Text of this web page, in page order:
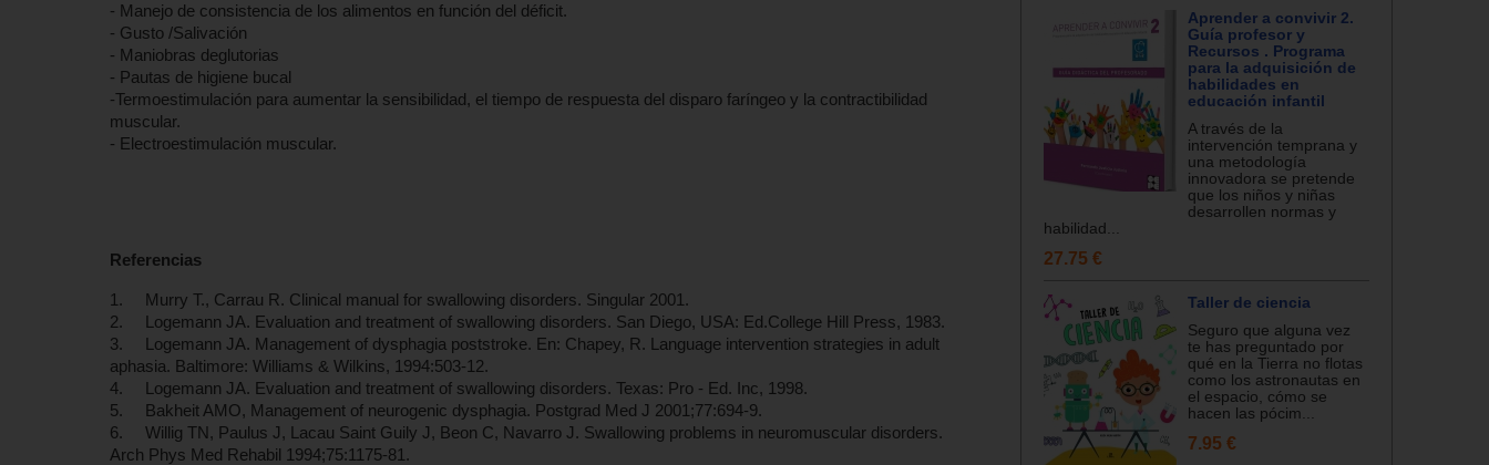
- Manejo de consistencia de los alimentos en función del déficit.
- Gusto /Salivación
- Maniobras deglutorias
- Pautas de higiene bucal
-Termoestimulación para aumentar la sensibilidad, el tiempo de respuesta del disparo faríngeo y la contractibilidad
muscular.
- Electroestimulación muscular.
Referencias
1. Murry T., Carrau R. Clinical manual for swallowing disorders. Singular 2001.
2. Logemann JA. Evaluation and treatment of swallowing disorders. San Diego, USA: Ed.College Hill Press, 1983.
3. Logemann JA. Management of dysphagia poststroke. En: Chapey, R. Language intervention strategies in adult
aphasia. Baltimore: Williams & Wilkins, 1994:503-12.
4. Logemann JA. Evaluation and treatment of swallowing disorders. Texas: Pro - Ed. Inc, 1998.
5. Bakheit AMO, Management of neurogenic dysphagia. Postgrad Med J 2001;77:694-9.
6. Willig TN, Paulus J, Lacau Saint Guily J, Beon C, Navarro J. Swallowing problems in neuromuscular disorders.
Arch Phys Med Rehabil 1994;75:1175-81.
Aprender a convivir 2.
Guía profesor y
Recursos . Programa
para la adquisición de
habilidades en
educación infantil
A través de la
intervención temprana y
una metodología
innovadora se pretende
que los niños y niñas
desarrollen normas y
habilidad...
27.75 €
Taller de ciencia
Seguro que alguna vez
te has preguntado por
qué en la Tierra no flotas
como los astronautas en
el espacio, cómo se
hacen las pócim...
7.95 €